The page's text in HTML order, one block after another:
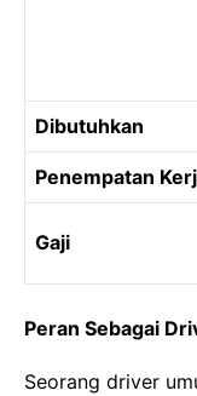
Dibutuhkan
Penempatan
Gaji
Peran Sebagai
Seorang driver